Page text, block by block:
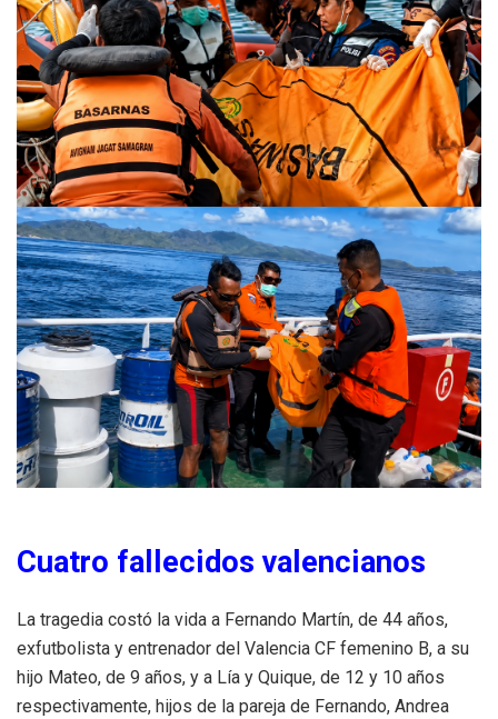
Cuatro fallecidos valencianos
La tragedia costó la vida a Fernando Martín, de 44 años,
exfutbolista y entrenador del Valencia CF femenino B, a su
hijo Mateo, de 9 años, y a Lía y Quique, de 12 y 10 años
respectivamente, hijos de la pareja de Fernando, Andrea